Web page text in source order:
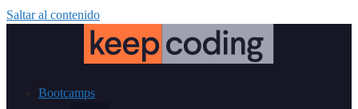
Saltar al contenido
Bootcamps